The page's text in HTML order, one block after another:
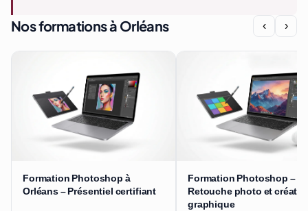
Nos formations à Orléans ‹ ›
Formation Photoshop à
Orléans – Présentiel certifiant
Formation Photoshop –
Retouche photo et
graphique